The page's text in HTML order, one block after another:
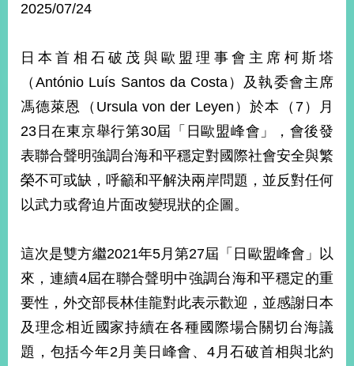
值
經
濟
不
國
台
海
平
照
回
頁
網
站
關
2025/07/24
日本首相石破茂與歐盟理事會主席柯斯塔
（António Luís Santos da Costa）及執委會主席
馮德萊恩（Ursula von der Leyen）於本（7）月
23日在東京舉行第30屆「日歐盟峰會」，會後發
表聯合聲明強調台海和平穩定對國際社會安全與繁
榮不可或缺，呼籲和平解決兩岸問題，並反對任何
以武力或脅迫片面改變現狀的企圖。
這次是雙方繼2021年5月第27屆「日歐盟峰會」以
來，連續4屆在聯合聲明中強調台海和平穩定的重
要性，外交部長林佳龍對此表示歡迎，並感謝日本
及理念相近國家持續在各種國際場合關切台海議
題，包括今年2月美日峰會、4月石破首相與北約